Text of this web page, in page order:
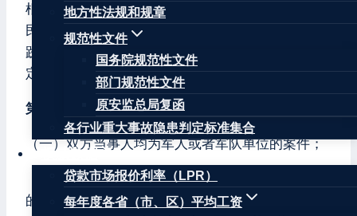
地方性法规和规章
规范性文件
国务院规范性文件
部门规范性文件
原安监总局复函
各行业重大事故隐患判定标准集合
权威数据
贷款市场报价利率（LPR）
每年度各省（市、区）平均工资
根据《中华人民共和国人民法院组织法》《中华人
民共和国民事诉讼法》等法律规定，结合审判实
践，就军事法院管辖民事案件有关问题，制定本规
定。
第一条 下列民事案件，由军事法院管辖：
（一）双方当事人均为军人或者军队单位的案件；
（二）认定案件基本事实的主要证据涉及军事秘密
的案件；